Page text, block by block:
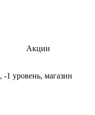
Акции
уровень, магазин